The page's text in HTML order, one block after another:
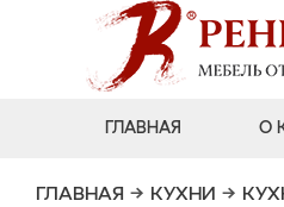
ГЛАВНАЯ О
ГЛАВНАЯ → КУХНИ →